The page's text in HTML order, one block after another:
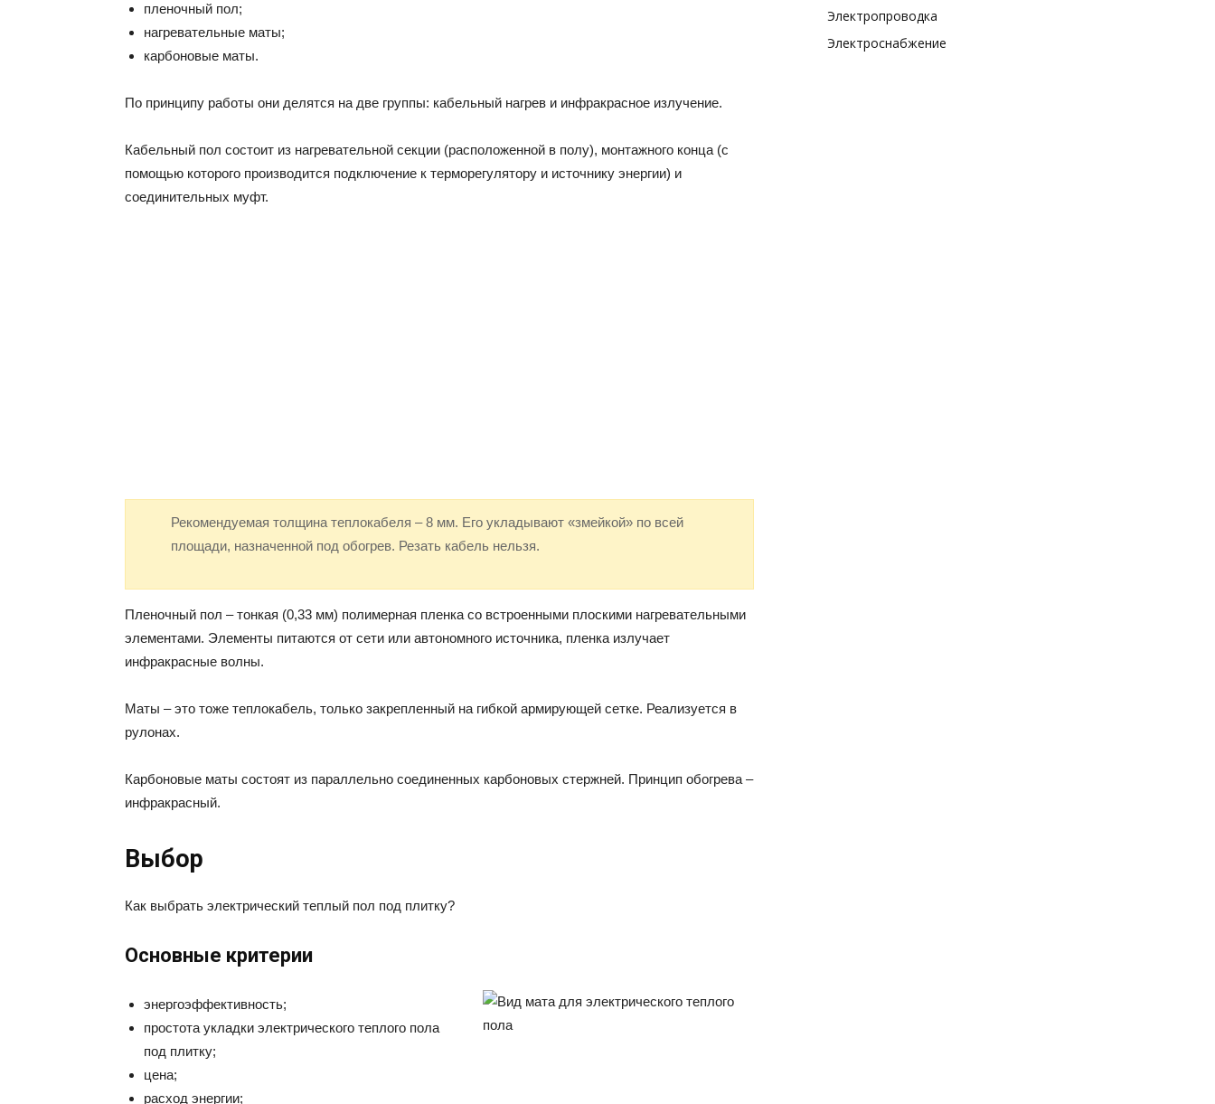
пленочный пол;
нагревательные маты;
карбоновые маты.
По принципу работы они делятся на две группы: кабельный нагрев и инфракрасное излучение.
Кабельный пол состоит из нагревательной секции (расположенной в полу), монтажного конца (с
помощью которого производится подключение к терморегулятору и источнику энергии) и
соединительных муфт.
Рекомендуемая толщина теплокабеля – 8 мм. Его укладывают «змейкой» по всей
площади, назначенной под обогрев. Резать кабель нельзя.
Пленочный пол – тонкая (0,33 мм) полимерная пленка со встроенными плоскими нагревательными
элементами. Элементы питаются от сети или автономного источника, пленка излучает
инфракрасные волны.
Маты – это тоже теплокабель, только закрепленный на гибкой армирующей сетке. Реализуется в
рулонах.
Карбоновые маты состоят из параллельно соединенных карбоновых стержней. Принцип обогрева –
инфракрасный.
Выбор
Как выбрать электрический теплый пол под плитку?
Основные критерии
энергоэффективность;
простота укладки электрического теплого пола
под плитку;
цена;
расход энергии;
Электропроводка
Электроснабжение